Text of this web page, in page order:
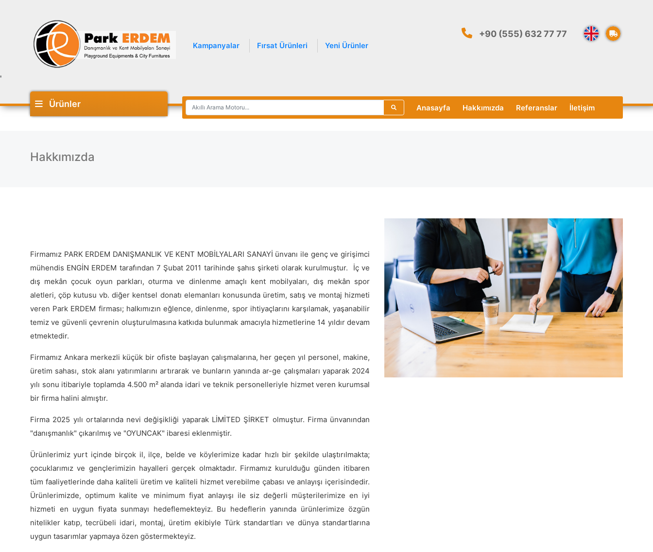
Kampanyalar Fırsat Ürünleri Yeni Ürünler
+90 (555) 632 77 77
'
Ürünler Anasayfa Hakkımızda Referanslar İletişim
Hakkımızda
Firmamız PARK ERDEM DANIŞMANLIK VE KENT MOBİLYALARI SANAYİ ünvanı ile genç ve girişimci
mühendis ENGİN ERDEM tarafından 7 Şubat 2011 tarihinde şahıs şirketi olarak kurulmuştur. İç ve
dış mekân çocuk oyun parkları, oturma ve dinlenme amaçlı kent mobilyaları, dış mekân spor
aletleri, çöp kutusu vb. diğer kentsel donatı elemanları konusunda üretim, satış ve montaj hizmeti
veren Park ERDEM firması; halkımızın eğlence, dinlenme, spor ihtiyaçlarını karşılamak, yaşanabilir
temiz ve güvenli çevrenin oluşturulmasına katkıda bulunmak amacıyla hizmetlerine 14 yıldır devam
etmektedir.
Firmamız Ankara merkezli küçük bir ofiste başlayan çalışmalarına, her geçen yıl personel, makine,
üretim sahası, stok alanı yatırımlarını artırarak ve bunların yanında ar-ge çalışmaları yaparak 2024
yılı sonu itibariyle toplamda 4.500 m² alanda idari ve teknik personelleriyle hizmet veren kurumsal
bir firma halini almıştır.
Firma 2025 yılı ortalarında nevi değişikliği yaparak LİMİTED ŞİRKET olmuştur. Firma ünvanından
"danışmanlık" çıkarılmış ve "OYUNCAK" ibaresi eklenmiştir.
Ürünlerimiz yurt içinde birçok il, ilçe, belde ve köylerimize kadar hızlı bir şekilde ulaştırılmakta;
çocuklarımız ve gençlerimizin hayalleri gerçek olmaktadır. Firmamız kurulduğu günden itibaren
tüm faaliyetlerinde daha kaliteli üretim ve kaliteli hizmet verebilme çabası ve anlayışı içerisindedir.
Ürünlerimizde, optimum kalite ve minimum fiyat anlayışı ile siz değerli müşterilerimize en iyi
hizmeti en uygun fiyata sunmayı hedeflemekteyiz. Bu hedeflerin yanında ürünlerimize özgün
nitelikler katıp, tecrübeli idari, montaj, üretim ekibiyle Türk standartları ve dünya standartlarına
uygun tasarımlar yapmaya özen göstermekteyiz.